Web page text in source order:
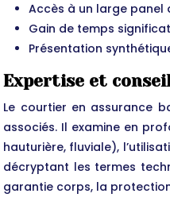
Accès à un large panel
Gain de temps
Présentation
Expertise et
Le courtier en assurance
associés. Il examine en
hauturière, fluviale),
décryptant les termes
garantie corps, la